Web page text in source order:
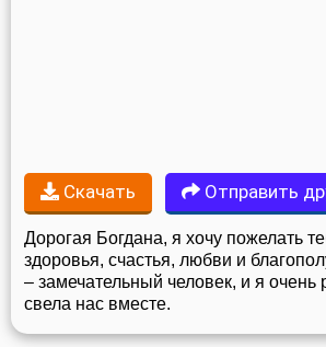
Скачать Отправить
Дорогая Богдана, я хочу пожелать
здоровья, счастья, любви и
– замечательный человек, и я очень
свела нас вместе.